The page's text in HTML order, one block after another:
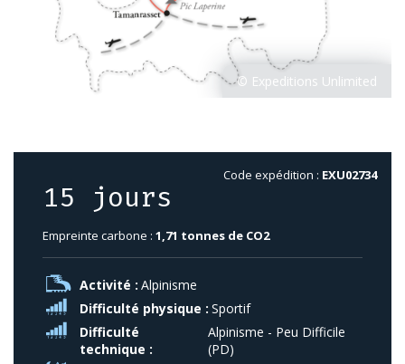
Code expédition : EXU02734
15 jours
Empreinte carbone : 1,71 tonnes de CO2
Activité : Alpinisme
Difficulté physique : Sportif
Difficulté
technique :
Alpinisme - Peu Difficile
(PD)